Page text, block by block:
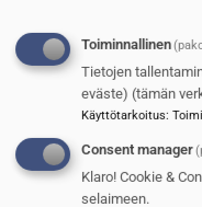
Toiminnallinen
Tietojen
eväste) (tämän
Käyttötarkoitus:
Consent manager
Klaro! Cookie &
selaimeen.